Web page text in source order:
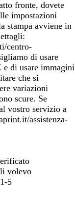
fronte, dovete
impostazioni
stampa avviene in
centro-
di usare
di usare immagini
che si
variazioni
scure. Se
vostro servizio a
assistenza-
li volevo
1-5